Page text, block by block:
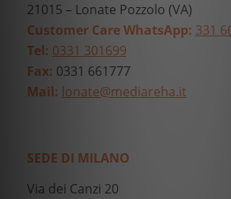
21015 – Lonate Pozzolo (VA)
Customer Care WhatsApp: 331
Tel: 0331 301699
Fax: 0331 661777
Mail: lonate@mediareha.it
SEDE DI MILANO
Via dei Canzi 20